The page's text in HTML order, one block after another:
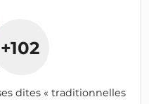
+102
dites « traditionnelles